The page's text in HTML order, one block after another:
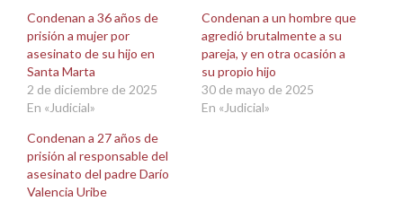
una
ventana
nueva)
una
ventana
nueva)
Condenan a 36 años de
prisión a mujer por
asesinato de su hijo en
Santa Marta
2 de diciembre de 2025
En «Judicial»
Condenan a un hombre que
agredió brutalmente a su
pareja, y en otra ocasión a
su propio hijo
30 de mayo de 2025
En «Judicial»
Condenan a 27 años de
prisión al responsable del
asesinato del padre Darío
Valencia Uribe